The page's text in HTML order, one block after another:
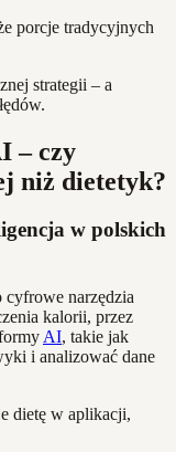
strategii – a
– czy
niż dietetyk?
w polskich
cyfrowe narzędzia
kalorii, przez
AI, takie jak
i analizować dane